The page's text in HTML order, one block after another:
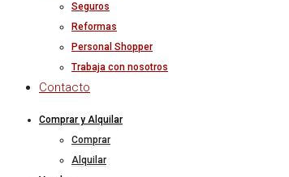
Seguros
Reformas
Personal Shopper
Trabaja con nosotros
Contacto
Comprar y Alquilar
Comprar
Alquilar